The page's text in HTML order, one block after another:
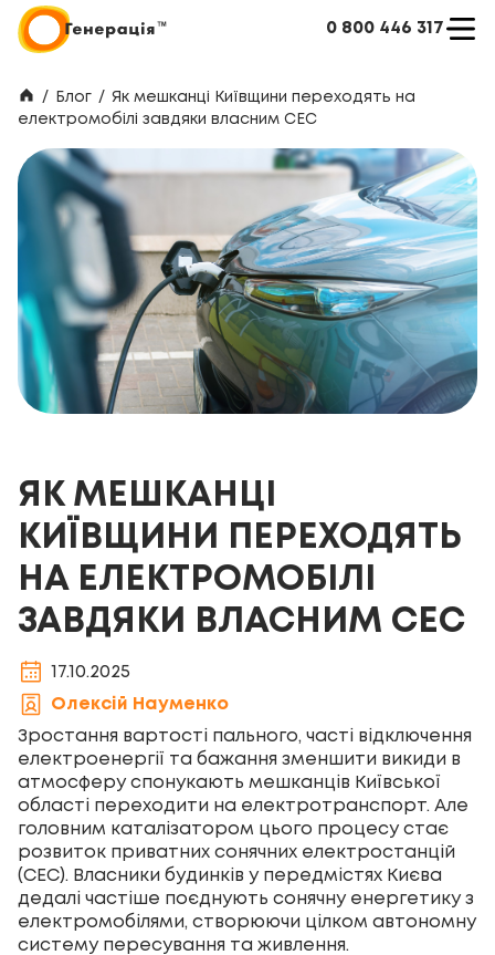
0 800 446 317
/ Блог / Як мешканці Київщини переходять на
електромобілі завдяки власним СЕС
ЯК МЕШКАНЦІ
КИЇВЩИНИ ПЕРЕХОДЯТЬ
НА ЕЛЕКТРОМОБІЛІ
ЗАВДЯКИ ВЛАСНИМ СЕС
17.10.2025
Олексій Науменко
Зростання вартості пального, часті відключення
електроенергії та бажання зменшити викиди в
атмосферу спонукають мешканців Київської
області переходити на електротранспорт. Але
головним каталізатором цього процесу стає
розвиток приватних сонячних електростанцій
(СЕС). Власники будинків у передмістях Києва
дедалі частіше поєднують сонячну енергетику з
електромобілями, створюючи цілком автономну
систему пересування та живлення.